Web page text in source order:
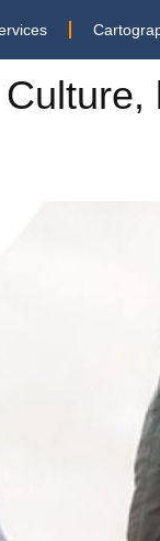
Culture,